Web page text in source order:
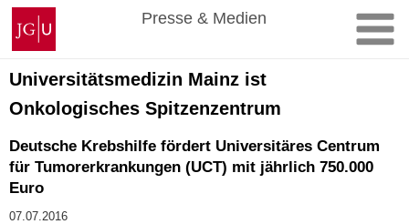
Zum
Inhalt
springen
Johannes
Gutenberg-
Universität
Mainz
Presse & Medien
Universitätsmedizin Mainz ist
Onkologisches Spitzenzentrum
Deutsche Krebshilfe fördert Universitäres Centrum
für Tumorerkrankungen (UCT) mit jährlich 750.000
Euro
07.07.2016